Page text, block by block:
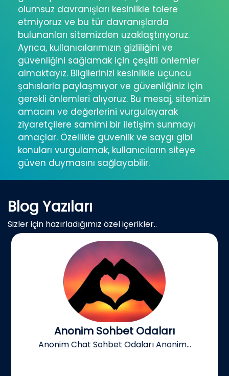
olumsuz davranışları kesinlikle tolere
etmiyoruz ve bu tür davranışlarda
bulunanları sitemizden uzaklaştırıyoruz.
Ayrıca, kullanıcılarımızın gizliliğini ve
güvenliğini sağlamak için çeşitli önlemler
almaktayız. Bilgilerinizi kesinlikle üçüncü
şahıslarla paylaşmıyor ve güvenliğiniz için
gerekli önlemleri alıyoruz. Bu mesaj, sitenizin
amacını ve değerlerini vurgulayarak
ziyaretçilere samimi bir iletişim sunmayı
amaçlar. Özellikle güvenlik ve saygı gibi
konuları vurgulamak, kullanıcıların siteye
güven duymasını sağlayabilir.
Blog Yazıları
Sizler için hazırladığımız özel içerikler..
Anonim Sohbet Odaları
Anonim Chat Sohbet Odaları Anonim...